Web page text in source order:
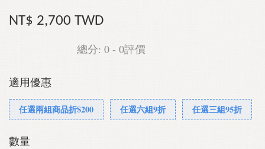
NT$ 2,700 TWD
總分: 0 - 0評價
適用優惠
任選兩組商品折$200 任選六組9折 任選三組95折
數量